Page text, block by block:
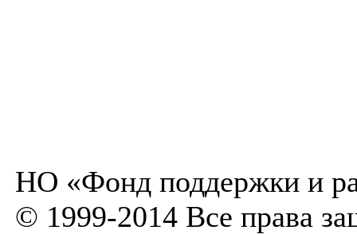
НО «Фонд поддержки и
© 1999-2014 Все права